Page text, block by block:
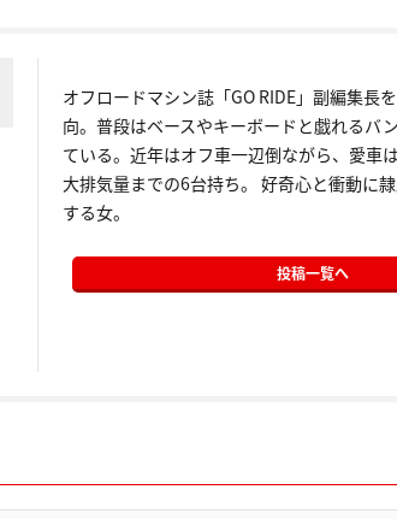
オフロードマシン誌「GO RIDE」副編集長
向。普段はベースやキーボードと戯れるバ
ている。近年はオフ車一辺倒ながら、愛車
大排気量までの6台持ち。 好奇心と衝動に
する女。
投稿一覧へ